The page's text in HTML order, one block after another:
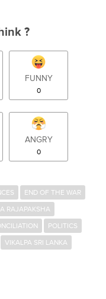
?
FUNNY
0
ANGRY
0
END OF THE WAR
RAJAPAKSHA
POLITICS
VIKALPA SRI LANKA